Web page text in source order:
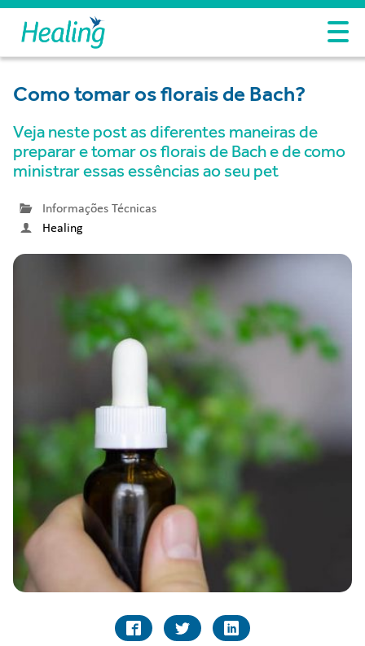
Como tomar os florais de Bach?
Veja neste post as diferentes maneiras de
preparar e tomar os florais de Bach e de como
ministrar essas essências ao seu pet
Informações Técnicas
Healing